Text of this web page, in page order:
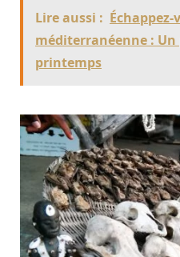
Lire aussi :
méditerranéenne :
printemps